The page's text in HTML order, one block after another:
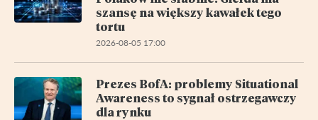
szansę na większy kawałek tego
tortu
2026-08-05 17:00
Prezes BofA: problemy Situational
Awareness to sygnał ostrzegawczy
dla rynku